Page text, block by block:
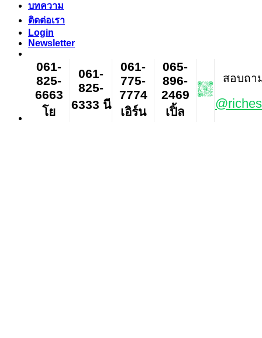
บทความ
ติดต่อเรา
Login
Newsletter
061-
825-
6663
โย
061-
825-
6333 นี
061-
775-
7774
เอิร์น
065-
896-
2469
เปิ้ล
สอบถา